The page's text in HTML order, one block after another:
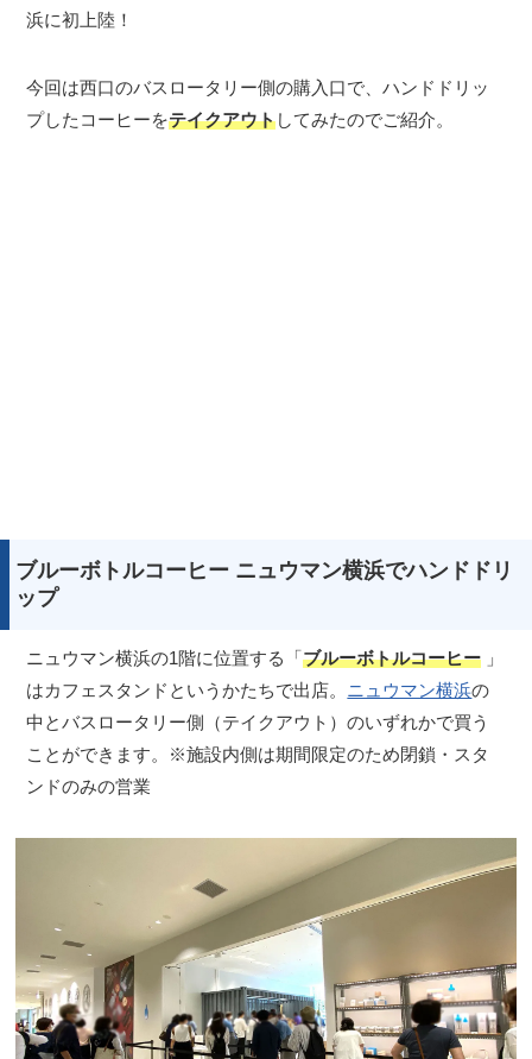
浜に初上陸！
今回は西口のバスロータリー側の購入口で、ハンドドリッ
プしたコーヒーをテイクアウトしてみたのでご紹介。
ブルーボトルコーヒー ニュウマン横浜でハンドドリ
ップ
ニュウマン横浜の1階に位置する「ブルーボトルコーヒー 」
はカフェスタンドというかたちで出店。 ニュウマン横浜の
中とバスロータリー側（テイクアウト）のいずれかで買う
ことができます。※施設内側は期間限定のため閉鎖・スタ
ンドのみの営業